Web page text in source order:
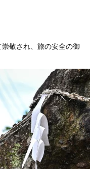
敬され、旅の安全の御